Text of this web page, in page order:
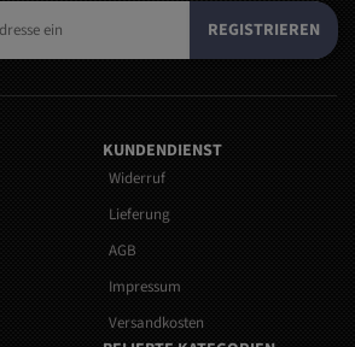
REGISTRIEREN
KUNDENDIENST
Widerruf
Lieferung
AGB
Impressum
Versandkosten